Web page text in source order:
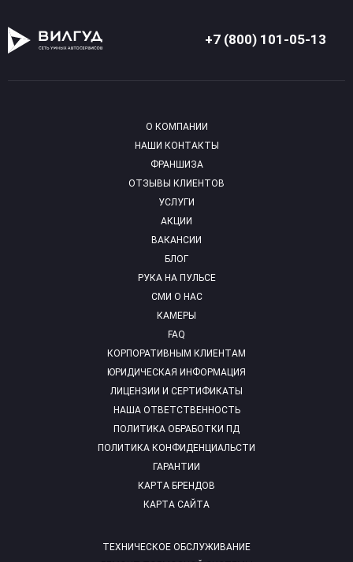
+7 (800) 101-05-13
О КОМПАНИИ
НАШИ КОНТАКТЫ
ФРАНШИЗА
ОТЗЫВЫ КЛИЕНТОВ
УСЛУГИ
АКЦИИ
ВАКАНСИИ
БЛОГ
РУКА НА ПУЛЬСЕ
СМИ О НАС
КАМЕРЫ
FAQ
ТЕХНИЧЕСКОЕ ОБСЛУЖИВАНИЕ
КОРПОРАТИВНЫМ КЛИЕНТАМ
ЮРИДИЧЕСКАЯ ИНФОРМАЦИЯ
ЛИЦЕНЗИИ И СЕРТИФИКАТЫ
НАША ОТВЕТСТВЕННОСТЬ
ПОЛИТИКА ОБРАБОТКИ ПД
ПОЛИТИКА КОНФИДЕНЦИАЛЬСТИ
ГАРАНТИИ
КАРТА БРЕНДОВ
КАРТА САЙТА